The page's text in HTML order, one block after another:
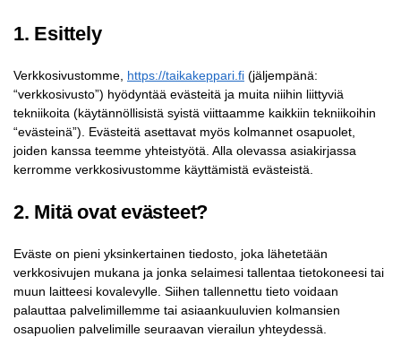
1. Esittely
Verkkosivustomme, https://taikakeppari.fi (jäljempänä:
“verkkosivusto”) hyödyntää evästeitä ja muita niihin liittyviä
tekniikoita (käytännöllisistä syistä viittaamme kaikkiin tekniikoihin
“evästeinä”). Evästeitä asettavat myös kolmannet osapuolet,
joiden kanssa teemme yhteistyötä. Alla olevassa asiakirjassa
kerromme verkkosivustomme käyttämistä evästeistä.
2. Mitä ovat evästeet?
Eväste on pieni yksinkertainen tiedosto, joka lähetetään
verkkosivujen mukana ja jonka selaimesi tallentaa tietokoneesi tai
muun laitteesi kovalevylle. Siihen tallennettu tieto voidaan
palauttaa palvelimillemme tai asiaankuuluvien kolmansien
osapuolien palvelimille seuraavan vierailun yhteydessä.